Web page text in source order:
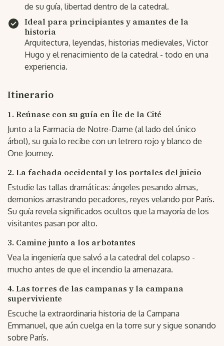
de su guía, libertad dentro de la catedral.
Ideal para principiantes y amantes de la
historia
Arquitectura, leyendas, historias medievales, Victor
Hugo y el renacimiento de la catedral - todo en una
experiencia.
Itinerario
1. Reúnase con su guía en Île de la Cité
Junto a la Farmacia de Notre-Dame (al lado del único
árbol), su guía lo recibe con un letrero rojo y blanco de
One Journey.
2. La fachada occidental y los portales del juicio
Estudie las tallas dramáticas: ángeles pesando almas,
demonios arrastrando pecadores, reyes velando por París.
Su guía revela significados ocultos que la mayoría de los
visitantes pasan por alto.
3. Camine junto a los arbotantes
Vea la ingeniería que salvó a la catedral del colapso -
mucho antes de que el incendio la amenazara.
4. Las torres de las campanas y la campana
superviviente
Escuche la extraordinaria historia de la Campana
Emmanuel, que aún cuelga en la torre sur y sigue sonando
sobre París.